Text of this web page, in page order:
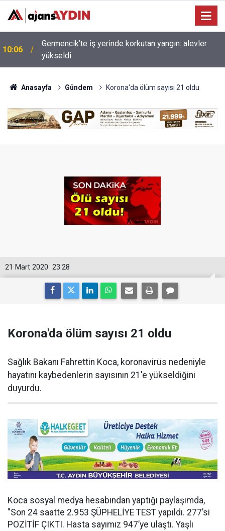
09:38 Vergi ve trafik cezası borçlarına yapılandırma fırsatı
Anasayfa Gündem Korona'da ölüm sayısı 21 oldu
23:28
21 Mart 2020
Korona'da ölüm sayısı 21 oldu
Sağlık Bakanı Fahrettin Koca, koronavirüs nedeniyle
hayatını kaybedenlerin sayısının 21'e yükseldiğini
duyurdu.
Koca sosyal medya hesabından yaptığı paylaşımda,
"Son 24 saatte 2.953 ŞÜPHELİYE TEST yapıldı. 277’si
POZİTİF ÇIKTI. Hasta sayımız 947’ye ulaştı. Yaşlı